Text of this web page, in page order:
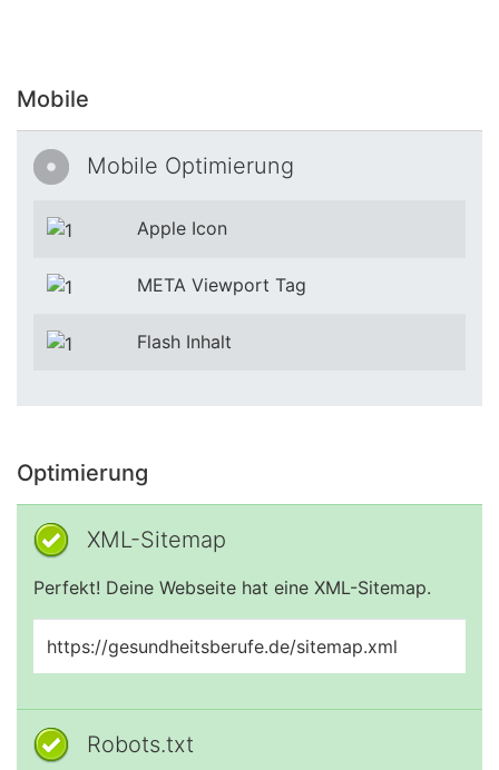
Mobile
Mobile Optimierung
Apple Icon
META Viewport Tag
Flash Inhalt
Optimierung
XML-Sitemap
Perfekt! Deine Webseite hat eine XML-Sitemap.
https://gesundheitsberufe.de/sitemap.xml
Robots.txt